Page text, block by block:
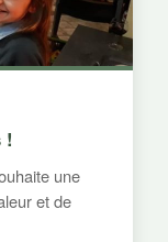
!
une
et de